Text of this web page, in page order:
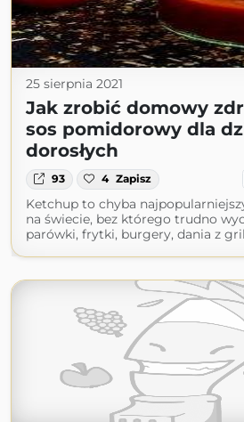
25 sierpnia 2021
Jak zrobić domowy
sos pomidorowy dla
dorosłych
93 4 Zapisz
Ketchup to chyba
na świecie, bez którego trudno
parówki, frytki, burgery, dania z